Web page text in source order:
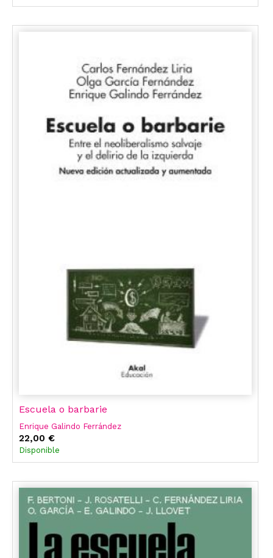
Escuela o barbarie
Enrique Galindo Ferrández
22,00 €
Disponible